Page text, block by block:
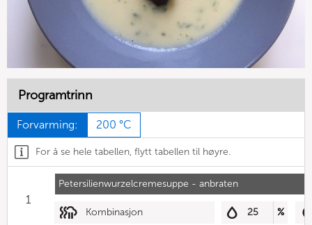
Programtrinn
Forvarming: 200 °C
For å se hele tabellen, flytt tabellen til høyre.
Petersilienwurzelcremesuppe - anbraten
1
Kombinasjon 25 %